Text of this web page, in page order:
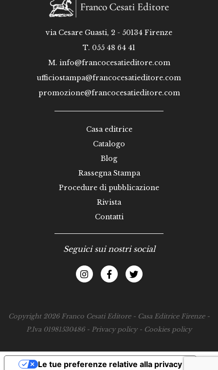
via Cesare Guasti, 2 - 50134 Firenze
T. 055 48 64 41
M. info@francocesatieditore.com
ufficiostampa@francocesatieditore.com
promozione@francocesatieditore.com
Casa editrice
Catalogo
Blog
Rassegna Stampa
Procedure di pubblicazione
Rivista
Contatti
Seguici sui nostri social
Copyright 2026 Franco Cesati Editore - Casa Editrice Firenze -
P.Iva 01981530486 - Privacy policy- Cookies policy
Le tue preferenze relative alla privacy